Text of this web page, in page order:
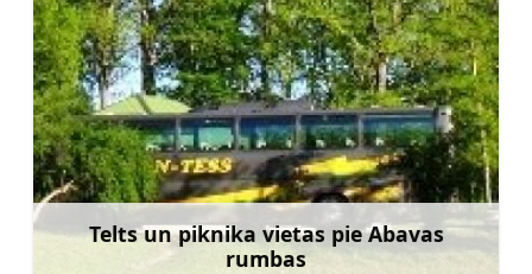
Telts un piknika vietas pie Abavas
rumbas